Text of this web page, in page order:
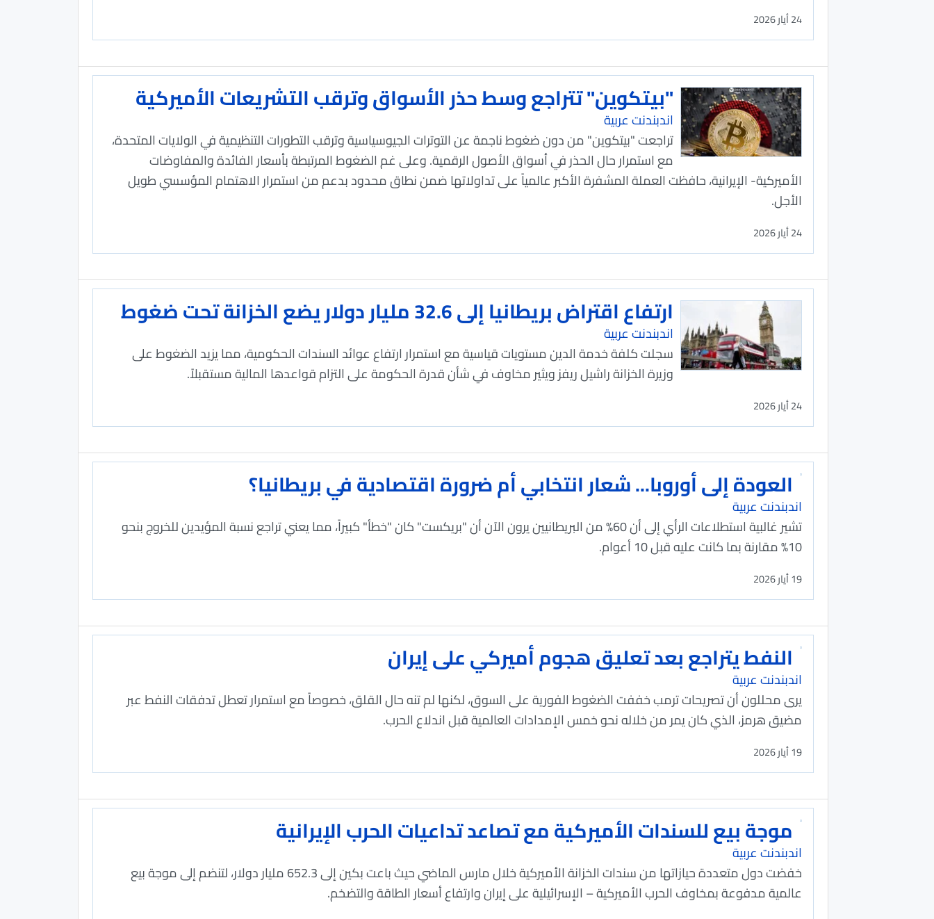
24 أيار 2026
"بيتكوين" تتراجع وسط حذر الأسواق وترقب التشريعات الأميركية
اندبندنت عربية
تراجعت "بيتكوين" من دون ضغوط ناجمة عن التوترات الجيوسياسية وترقب التطورات التنظيمية في الولايات المتحدة،
مع استمرار حال الحذر في أسواق الأصول الرقمية. وعلى غم الضغوط المرتبطة بأسعار الفائدة والمفاوضات
الأميركية- الإيرانية، حافظت العملة المشفرة الأكبر عالمياً على تداولاتها ضمن نطاق محدود بدعم من استمرار الاهتمام المؤسسي طويل
الأجل.
24 أيار 2026
ارتفاع اقتراض بريطانيا إلى 32.6 مليار دولار يضع الخزانة تحت ضغوط
اندبندنت عربية
سجلت كلفة خدمة الدين مستويات قياسية مع استمرار ارتفاع عوائد السندات الحكومية، مما يزيد الضغوط على
وزيرة الخزانة راشيل ريفز ويثير مخاوف في شأن قدرة الحكومة على التزام قواعدها المالية مستقبلاً.
24 أيار 2026
العودة إلى أوروبا... شعار انتخابي أم ضرورة اقتصادية في بريطانيا؟
اندبندنت عربية
تشير غالبية استطلاعات الرأي إلى أن 60% من البريطانيين يرون الآن أن "بريكست" كان "خطأ" كبيراً، مما يعني تراجع نسبة المؤيدين للخروج بنحو
10% مقارنة بما كانت عليه قبل 10 أعوام.
19 أيار 2026
النفط يتراجع بعد تعليق هجوم أميركي على إيران
اندبندنت عربية
يرى محللون أن تصريحات ترمب خففت الضغوط الفورية على السوق، لكنها لم تنه حال القلق، خصوصاً مع استمرار تعطل تدفقات النفط عبر
مضيق هرمز، الذي كان يمر من خلاله نحو خمس الإمدادات العالمية قبل اندلاع الحرب.
19 أيار 2026
موجة بيع للسندات الأميركية مع تصاعد تداعيات الحرب الإيرانية
اندبندنت عربية
خفضت دول متعددة حيازاتها من سندات الخزانة الأميركية خلال مارس الماضي حيث باعت بكين إلى 652.3 مليار دولار، لتنضم إلى موجة بيع
عالمية مدفوعة بمخاوف الحرب الأميركية – الإسرائيلية على إيران وارتفاع أسعار الطاقة والتضخم.